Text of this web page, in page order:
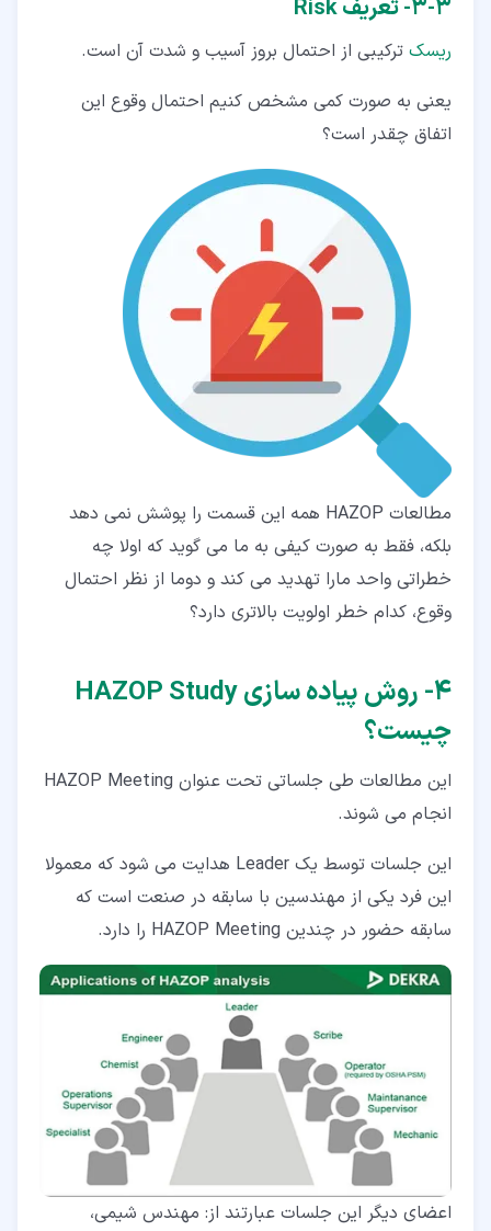
۳‏-‏۳‏- تعریف Risk
ریسک ترکیبی از احتمال بروز آسیب و شدت آن است.
یعنی به صورت کمی مشخص کنیم احتمال وقوع این
اتفاق چقدر است؟
مطالعات HAZOP همه این قسمت را پوشش نمی دهد
بلکه، فقط به صورت کیفی به ما می گوید که اولا چه
خطراتی واحد مارا تهدید می کند و دوما از نظر احتمال
وقوع، کدام خطر اولویت بالاتری دارد؟
۴‏- روش پیاده سازی HAZOP Study
چیست؟
این مطالعات طی جلساتی تحت عنوان HAZOP Meeting
انجام می شوند.
این جلسات توسط یک Leader هدایت می شود که معمولا
این فرد یکی از مهندسین با سابقه در صنعت است که
سابقه حضور در چندین HAZOP Meeting را دارد.
اعضای دیگر این جلسات عبارتند از: مهندس شیمی،